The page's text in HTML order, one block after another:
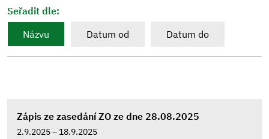
Seřadit dle:
Názvu
Datum od Datum do
Zápis ze zasedání ZO ze dne 28.08.2025
2.9.2025 – 18.9.2025